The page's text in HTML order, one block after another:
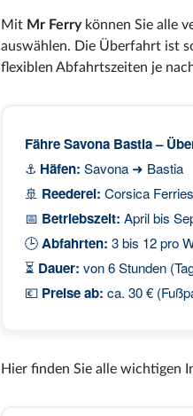
Mit Mr Ferrykönnen Sie alle
auswählen. Die Überfahrt ist
flexiblen Abfahrtszeiten je
Fähre Savona Bastia –
⚓ Häfen: Savona ➜ Bastia
🚢 Reederei: Corsica Ferries
📅 Betriebszeit: April bis
🕒Abfahrten: 3 bis 12 pro
⏳ Dauer: von 6 Stunden
💶 Preise ab: ca. 30 €
Hier finden Sie alle wichtigen